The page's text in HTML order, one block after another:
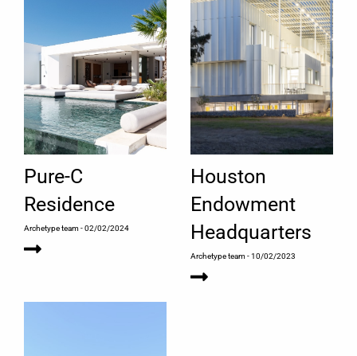
Pure-C
Residence
Archetype team- 02/02/2024
Houston
Endowment
Headquarters
Archetype team- 10/02/2023